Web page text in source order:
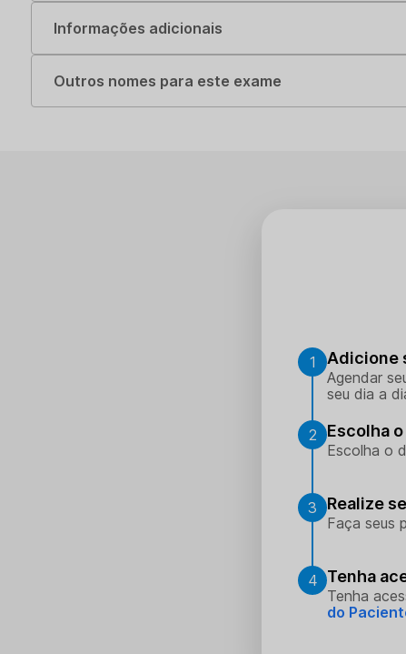
Informações adicionais
Outros nomes para este exame
1 Adicione
Agendar
seu dia a
2 Escolha
Escolha o
3 Realize
Faça seus
4 Tenha
Tenha
do